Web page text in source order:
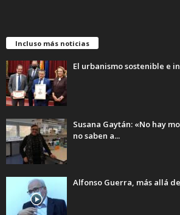
Incluso más noticias
El urbanismo sostenible e
Susana Gaytán: «No hay
no saben a...
Alfonso Guerra, más allá